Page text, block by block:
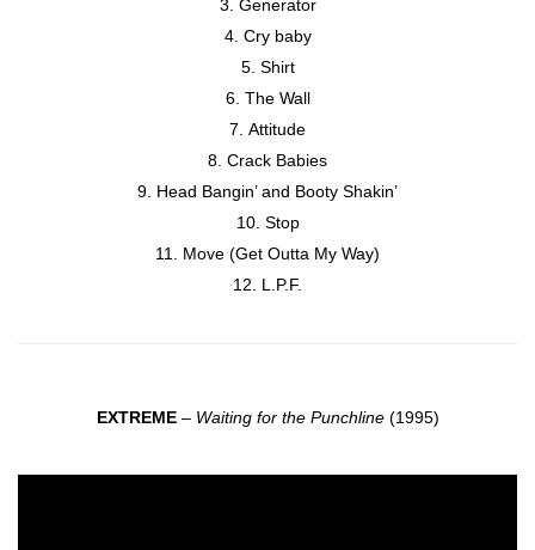
Generator
Cry baby
Shirt
The Wall
Attitude
Crack Babies
Head Bangin’ and Booty Shakin’
Stop
Move (Get Outta My Way)
L.P.F.
EXTREME– Waiting for the Punchline(1995)